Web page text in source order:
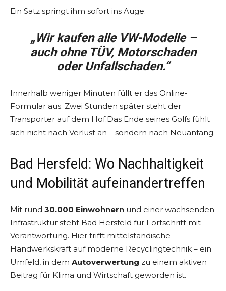
Ein Satz springt ihm sofort ins Auge:
„Wir kaufen alle VW-Modelle –
auch ohne TÜV, Motorschaden
oder Unfallschaden.“
Innerhalb weniger Minuten füllt er das Online-
Formular aus. Zwei Stunden später steht der
Transporter auf dem Hof.Das Ende seines Golfs fühlt
sich nicht nach Verlust an – sondern nach Neuanfang.
Bad Hersfeld: Wo Nachhaltigkeit
und Mobilität aufeinandertreffen
Mit rund 30.000 Einwohnern und einer wachsenden
Infrastruktur steht Bad Hersfeld für Fortschritt mit
Verantwortung. Hier trifft mittelständische
Handwerkskraft auf moderne Recyclingtechnik – ein
Umfeld, in dem Autoverwertung zu einem aktiven
Beitrag für Klima und Wirtschaft geworden ist.